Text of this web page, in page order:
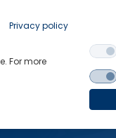
Privacy policy
For more